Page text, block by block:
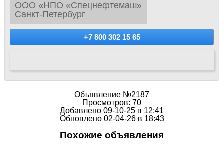
ООО «НПО «Спецнефтемаш»
Санкт-Петербург
+7 800 302 15 65
Объявление №2187
Просмотров: 70
Добавлено 09-10-25 в 12:41
Обновлено 02-04-26 в 18:43
Похожие объявления